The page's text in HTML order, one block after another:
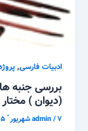
ادبیات فارسی,
بررسی جنبه
(دیوان )
admin/۷ شهریور ّ ۱۳۹۵